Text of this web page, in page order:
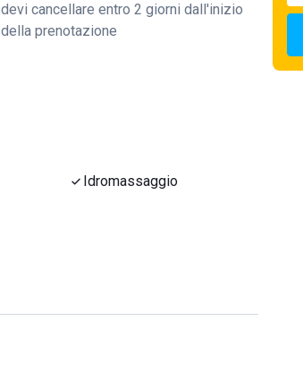
devi cancellare entro 2 giorni dall'inizio
della prenotazione
Idromassaggio